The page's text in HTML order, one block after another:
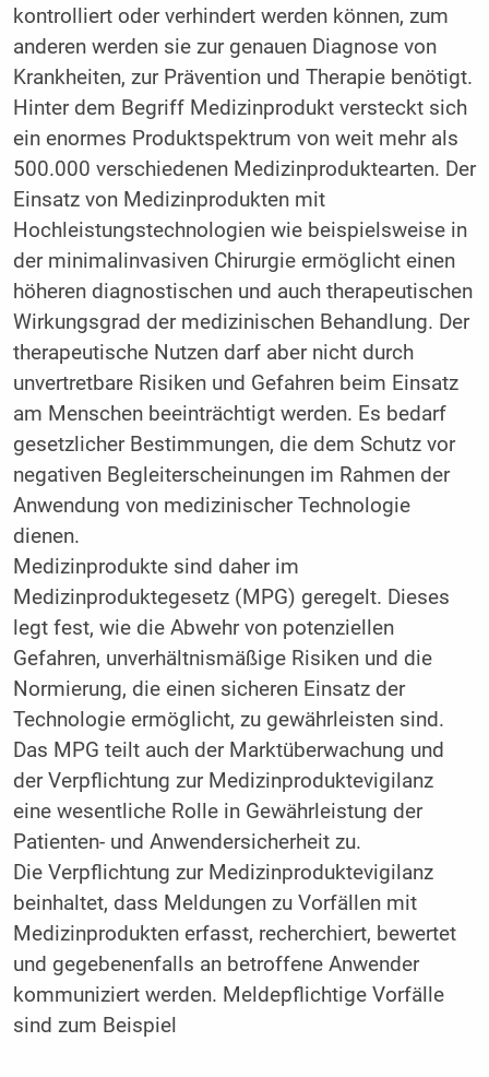
kontrolliert oder verhindert werden können, zum
anderen werden sie zur genauen Diagnose von
Krankheiten, zur Prävention und Therapie benötigt.
Hinter dem Begriff Medizinprodukt versteckt sich
ein enormes Produktspektrum von weit mehr als
500.000 verschiedenen Medizinproduktearten. Der
Einsatz von Medizinprodukten mit
Hochleistungstechnologien wie beispielsweise in
der minimalinvasiven Chirurgie ermöglicht einen
höheren diagnostischen und auch therapeutischen
Wirkungsgrad der medizinischen Behandlung. Der
therapeutische Nutzen darf aber nicht durch
unvertretbare Risiken und Gefahren beim Einsatz
am Menschen beeinträchtigt werden. Es bedarf
gesetzlicher Bestimmungen, die dem Schutz vor
negativen Begleiterscheinungen im Rahmen der
Anwendung von medizinischer Technologie
dienen.
Medizinprodukte sind daher im
Medizinproduktegesetz (MPG) geregelt. Dieses
legt fest, wie die Abwehr von potenziellen
Gefahren, unverhältnismäßige Risiken und die
Normierung, die einen sicheren Einsatz der
Technologie ermöglicht, zu gewährleisten sind.
Das MPG teilt auch der Marktüberwachung und
der Verpflichtung zur Medizinproduktevigilanz
eine wesentliche Rolle in Gewährleistung der
Patienten- und Anwendersicherheit zu.
Die Verpflichtung zur Medizinproduktevigilanz
beinhaltet, dass Meldungen zu Vorfällen mit
Medizinprodukten erfasst, recherchiert, bewertet
und gegebenenfalls an betroffene Anwender
kommuniziert werden. Meldepflichtige Vorfälle
sind zum Beispiel